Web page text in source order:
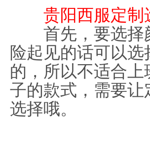
贵阳西服定制
首先，要选择
险起见的话可以
的，所以不适合
子的款式，需要
选择哦。